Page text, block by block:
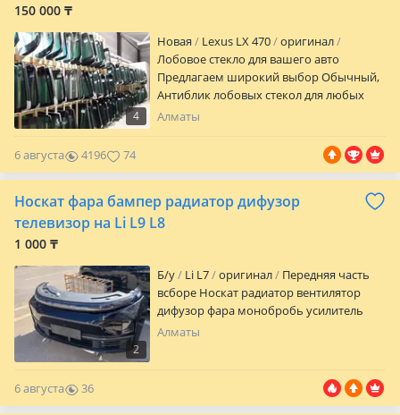
150 000 ₸
4
Новая Lexus LX 470
оригинал
Лобовое стекло для вашего авто
Предлагаем широкий выбор Обычный,
Антиблик лобовых стекол для любых
марок автомобилей: Оригинал:
предпочитает заводское качество. Под
оригинал: Оптимальный вариант по
цене и качеству. Benson, XYG, Fuyao,
KMK: Надежные производители с
проверенной репутацией,
Профессиональную установку стекол с
выездом к клиенту по Алматы.
Бесплатную доставку по городу и
отправку по всему Казахстану и СНГ
Гарантия на продукцию и установку.
Ваш автомобиль в надежных руках!
Алматы
6 августа 4196 74
Носкат фара бампер радиатор дифузор
телевизор на Li L9 L8
1 000 ₸
2
Б/y Li L7 оригинал
Передняя часть
всборе Носкат радиатор вентилятор
дифузор фара монобробь усилитель
Алматы
6 августа
36
0